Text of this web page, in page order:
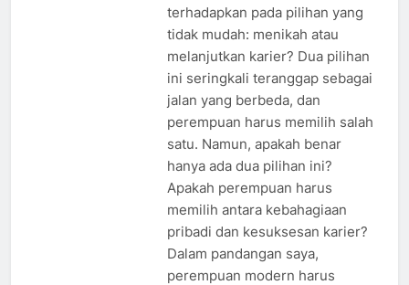
terhadapkan pada pilihan yang
tidak mudah: menikah atau
melanjutkan karier? Dua pilihan
ini seringkali teranggap sebagai
jalan yang berbeda, dan
perempuan harus memilih salah
satu. Namun, apakah benar
hanya ada dua pilihan ini?
Apakah perempuan harus
memilih antara kebahagiaan
pribadi dan kesuksesan karier?
Dalam pandangan saya,
perempuan modern harus